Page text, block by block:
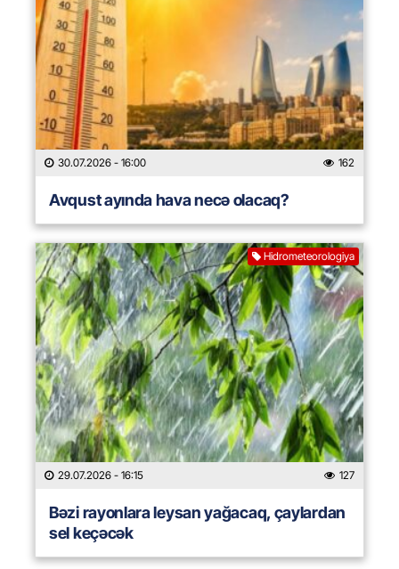
30.07.2026 - 16:00 162
Avqust ayında hava necə olacaq?
Hidrometeorologiya
29.07.2026 - 16:15 127
Bəzi rayonlara leysan yağacaq, çaylardan
sel keçəcək